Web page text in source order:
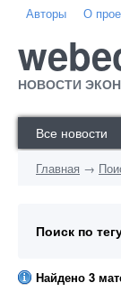
Авторы О
НОВОСТИ
Все новости
Главная →
Поиск по
Найдено 3